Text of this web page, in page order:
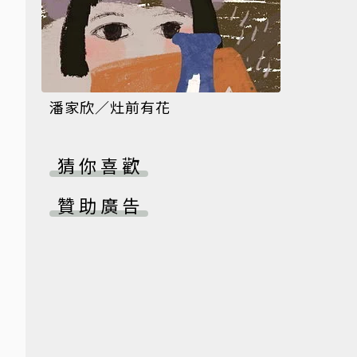
潘家欣／灶前有花
猜你喜歡
贊助廣告